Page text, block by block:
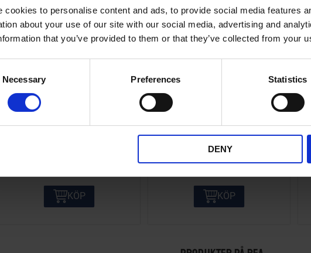
cookies to personalise content and ads, to provide social media features
about your use of our site with our social media, advertising and
that you’ve provided to them or that they’ve collected from your
Necessary Preferences Statistics
DENY
Gummiplugg koppling
Yamaha FS1
KÖP
Förgasargummi Yamaha
FS1
YHF020-01-25-602
49
KÖP